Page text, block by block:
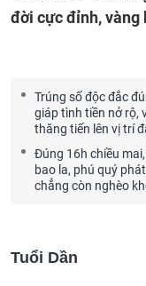
đời cực đỉnh, vàng
Trúng số độc đắc
giáp tình tiền nở rộ,
thăng tiến lên vị trí
Đúng 16h chiều
bao la, phú quý
chẳng còn nghèo
Tuổi Dần